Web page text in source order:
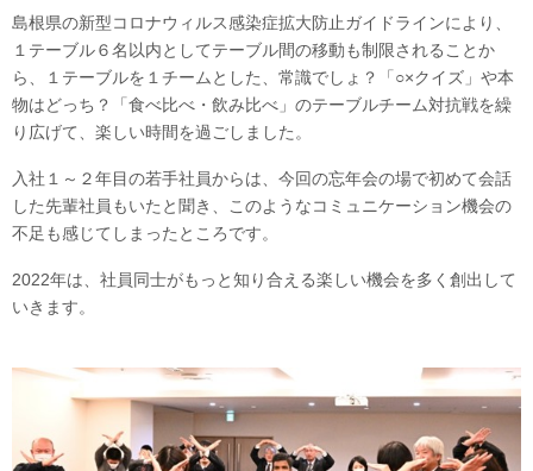
島根県の新型コロナウィルス感染症拡大防止ガイドラインにより、
１テーブル６名以内としてテーブル間の移動も制限されることか
ら、１テーブルを１チームとした、常識でしょ？「○×クイズ」や本
物はどっち？「食べ比べ・飲み比べ」のテーブルチーム対抗戦を繰
り広げて、楽しい時間を過ごしました。
入社１～２年目の若手社員からは、今回の忘年会の場で初めて会話
した先輩社員もいたと聞き、このようなコミュニケーション機会の
不足も感じてしまったところです。
2022年は、社員同士がもっと知り合える楽しい機会を多く創出して
いきます。